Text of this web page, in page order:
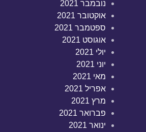
נובמבר 2021
אוקטובר 2021
ספטמבר 2021
אוגוסט 2021
יולי 2021
יוני 2021
מאי 2021
אפריל 2021
מרץ 2021
פברואר 2021
ינואר 2021